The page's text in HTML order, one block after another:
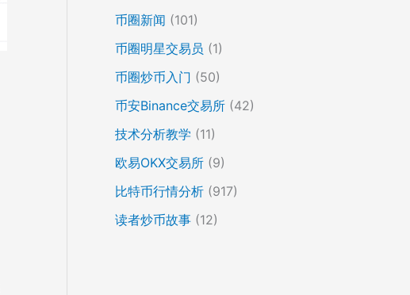
币圈新闻 (101)
币圈明星交易员 (1)
币圈炒币入门 (50)
币安Binance交易所 (42)
技术分析教学 (11)
欧易OKX交易所 (9)
比特币行情分析 (917)
读者炒币故事 (12)